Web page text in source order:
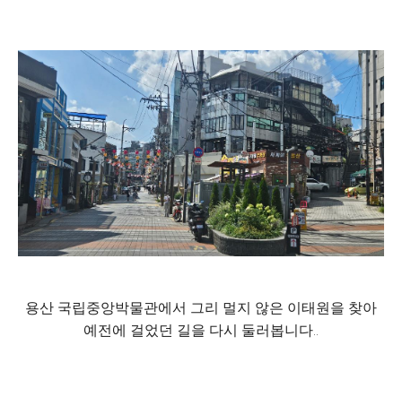
용산 국립중앙박물관에서 그리 멀지 않은 이태원을 찾아
예전에 걸었던 길을 다시 둘러봅니다..